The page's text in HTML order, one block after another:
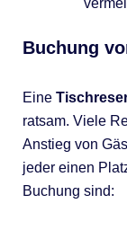
Buchung
Eine
ratsam. Viele
Anstieg von
jeder einen
Buchung sind: